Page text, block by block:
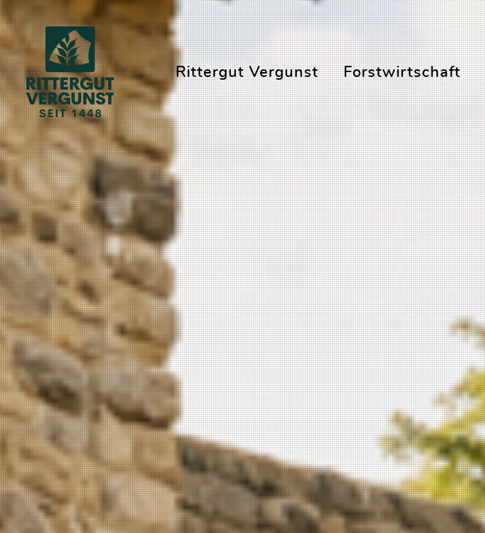
Rittergut Vergunst Forstwirtschaft